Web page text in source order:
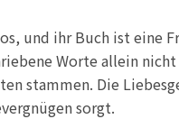
und ihr Buch ist eine
Worte allein
stammen. Die
sorgt.